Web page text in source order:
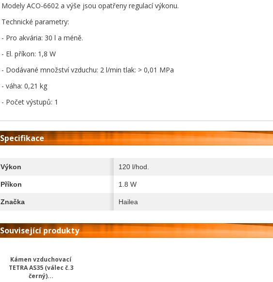
Modely ACO-6602 a výše jsou opatřeny regulací výkonu.
Technické parametry:
- Pro akvária: 30 l a méně.
- El. příkon: 1,8 W
- Dodávané množství vzduchu: 2 l/min tlak: > 0,01 MPa
- váha: 0,21 kg
- Počet výstupů: 1
Specifikace
Výkon 120 l/hod.
Příkon 1.8 W
Značka Hailea
Související produkty
Kámen vzduchovací
TETRA AS35 (válec č.3
černý)...